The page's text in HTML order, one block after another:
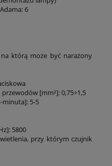
6
którą może być narażony
[mm²]: 0,75÷1,5
minuta]: 5-5
5800
przy którym czujnik